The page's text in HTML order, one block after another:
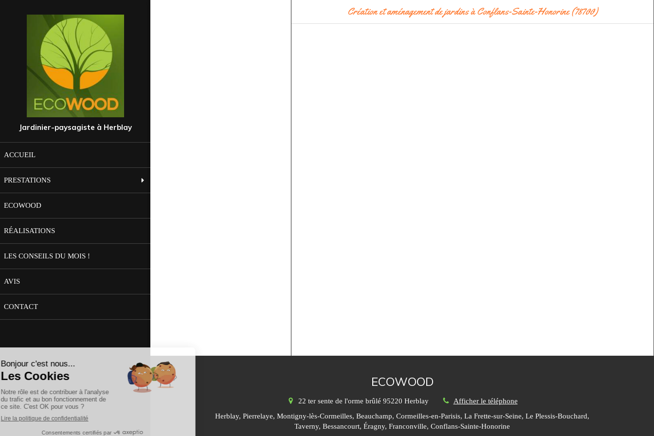
Jardinier-paysagiste à Herblay
ACCUEIL
PRESTATIONS
ECOWOOD
RÉALISATIONS
LES CONSEILS DU MOIS !
AVIS
CONTACT
Création et aménagement de jardins à Conflans-Sainte-Honorine (78700)
ECOWOOD
22 ter sente de l'orme brûlé 95220 Herblay
Afficher le téléphone
Herblay, Pierrelaye, Montigny-lès-Cormeilles, Beauchamp, Cormeilles-en-Parisis, La Frette-sur-Seine, Le Plessis-Bouchard,
Taverny, Bessancourt, Éragny, Franconville, Conflans-Sainte-Honorine